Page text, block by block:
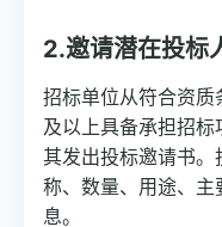
2.邀请潜在投标
招标单位从符合资
及以上具备承担招
其发出投标邀请书。
称、数量、用途、
息。